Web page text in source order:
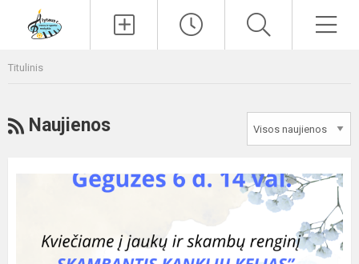
Titulinis
RSS
Naujienos
Kviečiame
Skambantis